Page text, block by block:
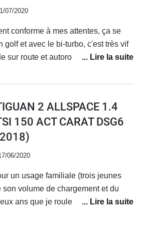
et source d'accident, la detection
pas à la hauteur d'une voiture
07/2020
conforme à mes attentes, ça se
golf et avec le bi-turbo, c'est très vif
sur route et autoroute. La boîte
mode sport. A l'intérieur, c'est
mais ça n'est pas Audi non
l'électronique, de l'ordinateur de
il n'y a rien à dire. Le
la conduite, bon, on aime ou pas.
plutôt bien, même si de temps à
lors d'une manœuvre. Ou pour
2 ALLSPACE 1.4
150 ACT CARAT DSG6
06/2020
un usage familiale (trois jeunes
son volume de chargement et du
ans que je roule avec et je suis